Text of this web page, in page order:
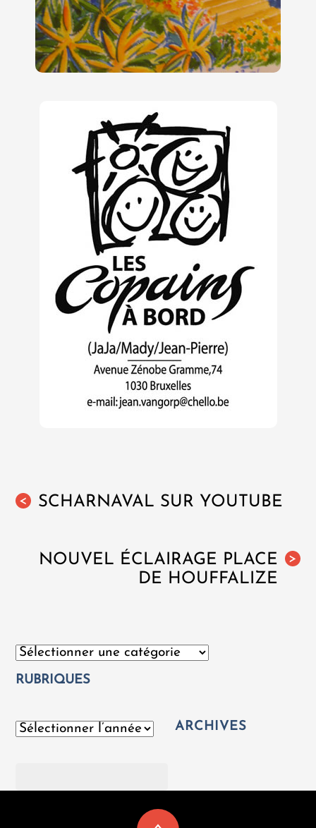
< SCHARNAVAL SUR YOUTUBE
>
NOUVEL ÉCLAIRAGE PLACE
DE HOUFFALIZE
Catégories
RUBRIQUES
Archives ARCHIVES